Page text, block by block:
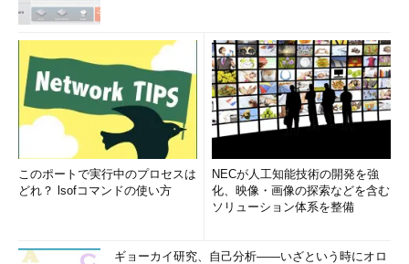
このポートで実行中のプロセスは
どれ？ lsofコマンドの使い方
NECが人工知能技術の開発を強
化、映像・画像の探索などを含む
ソリューション体系を整備
ギョーカイ研究、自己分析――いざという時にオロ